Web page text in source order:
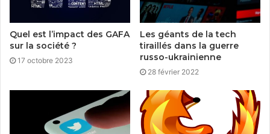
Quel est l’impact des GAFA
sur la société ?
17 octobre 2023
Les géants de la tech
tiraillés dans la guerre
russo-ukrainienne
28 février 2022